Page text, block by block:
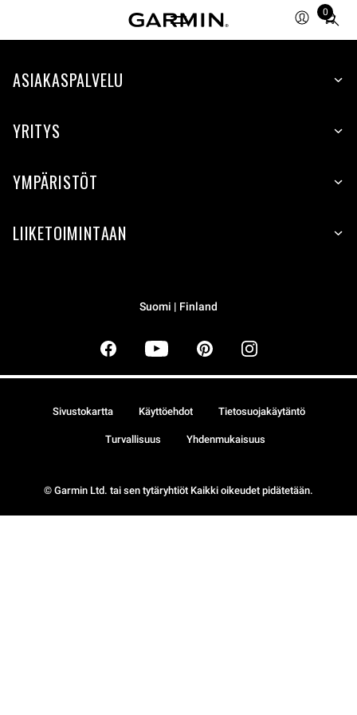
0
Total
items
cart:
ASIAKASPALVELU
YRITYS
YMPÄRISTÖT
LIIKETOIMINTAAN
Suomi | Finland
© Garmin Ltd. tai sen tytäryhtiöt Kaikki oikeudet pidätetään.
Sivustokartta Käyttöehdot Tietosuojakäytäntö
Turvallisuus Yhdenmukaisuus